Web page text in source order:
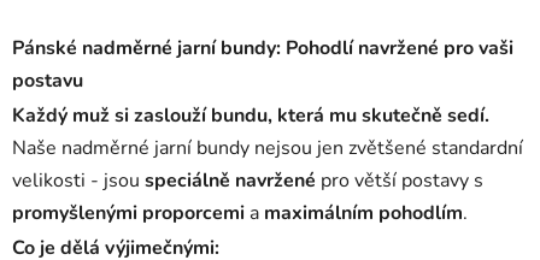
l
á
a
c
í
r
Pánské nadměrné jarní bundy: Pohodlí navržené pro vaši
postavu
Každý muž si zaslouží bundu, která mu skutečně sedí.
Naše nadměrné jarní bundy nejsou jen zvětšené standardní
velikosti - jsou speciálně navržené pro větší postavy s
promyšlenými proporcemi a maximálním pohodlím.
Co je dělá výjimečnými: